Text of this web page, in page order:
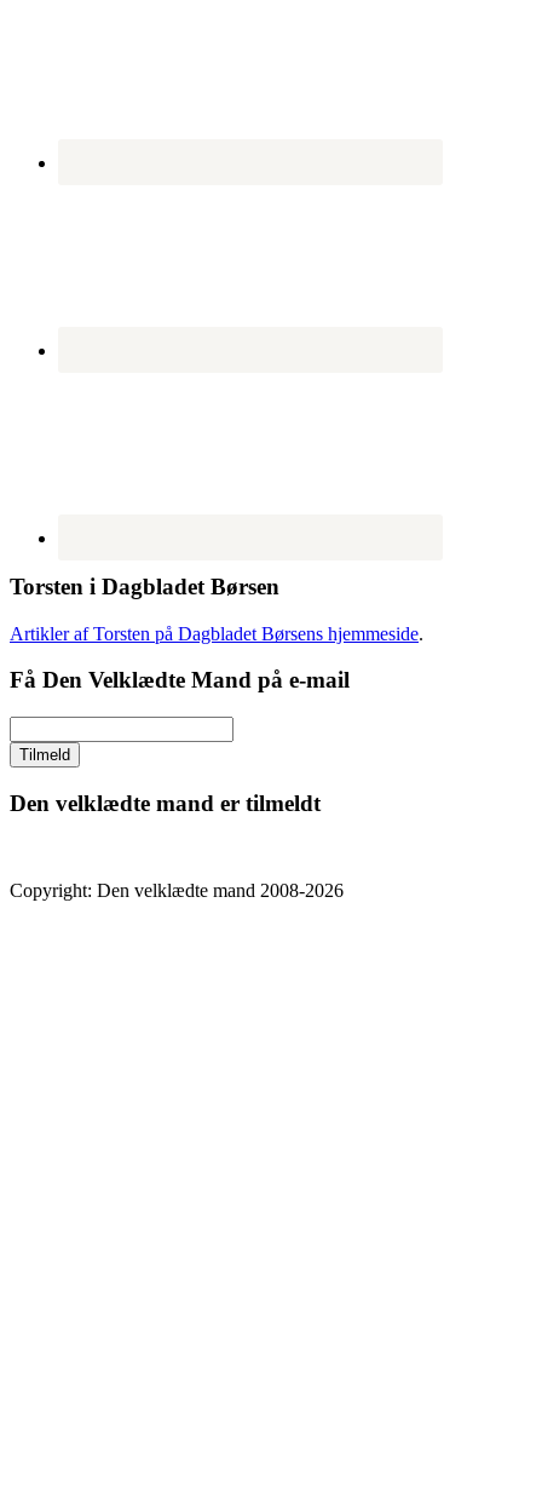
Torsten i Dagbladet Børsen
Artikler af Torsten på Dagbladet Børsens hjemmeside.
Få Den Velklædte Mand på e-mail
Den velklædte mand er tilmeldt
Copyright: Den velklædte mand 2008-2026